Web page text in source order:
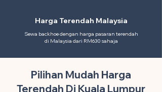
Harga Terendah Malaysia
Sewa backhoe dengan harga pasaran terendah
di Malaysia dari RM630 sahaja
Pilihan Mudah Harga
Terendah Di Kuala Lumpur